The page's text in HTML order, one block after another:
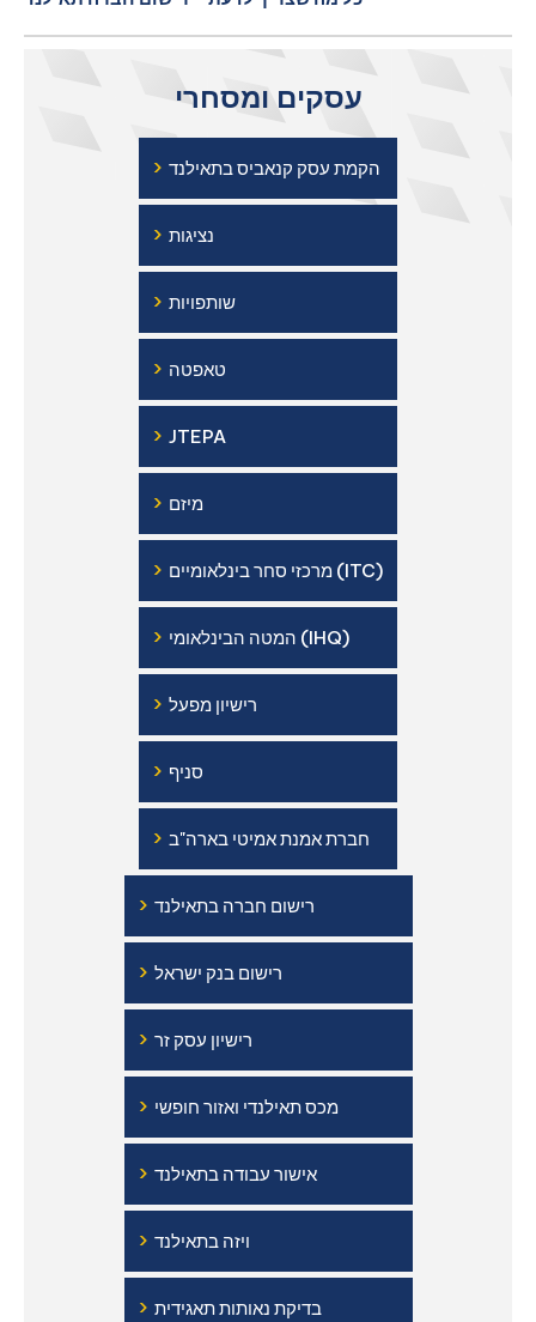
עסקים ומסחרי
› הקמת עסק קנאביס בתאילנד
› נציגות
› שותפויות
› טאפטה
› JTEPA
› מיזם
› מרכזי סחר בינלאומיים (ITC)
› המטה הבינלאומי (IHQ)
› רישיון מפעל
› סניף
› חברת אמנת אמיטי בארה"ב
› רישום חברה בתאילנד
› רישום בנק ישראל
› רישיון עסק זר
› מכס תאילנדי ואזור חופשי
› אישור עבודה בתאילנד
› ויזה בתאילנד
› בדיקת נאותות תאגידית